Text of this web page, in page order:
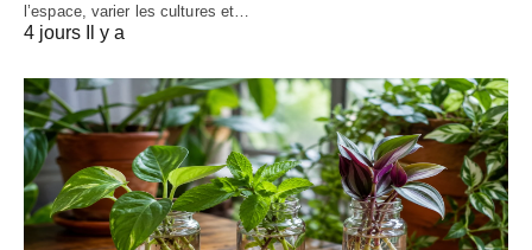
l’espace, varier les cultures et…
4 jours Il y a